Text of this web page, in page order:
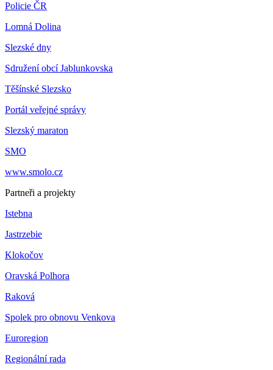
Policie ČR
Lomná Dolina
Slezské dny
Sdružení obcí Jablunkovska
Těšínské Slezsko
Portál veřejné správy
Slezský maraton
SMO
www.smolo.cz
Partneři a projekty
Istebna
Jastrzebie
Klokočov
Oravská Polhora
Raková
Spolek pro obnovu Venkova
Euroregion
Regionální rada